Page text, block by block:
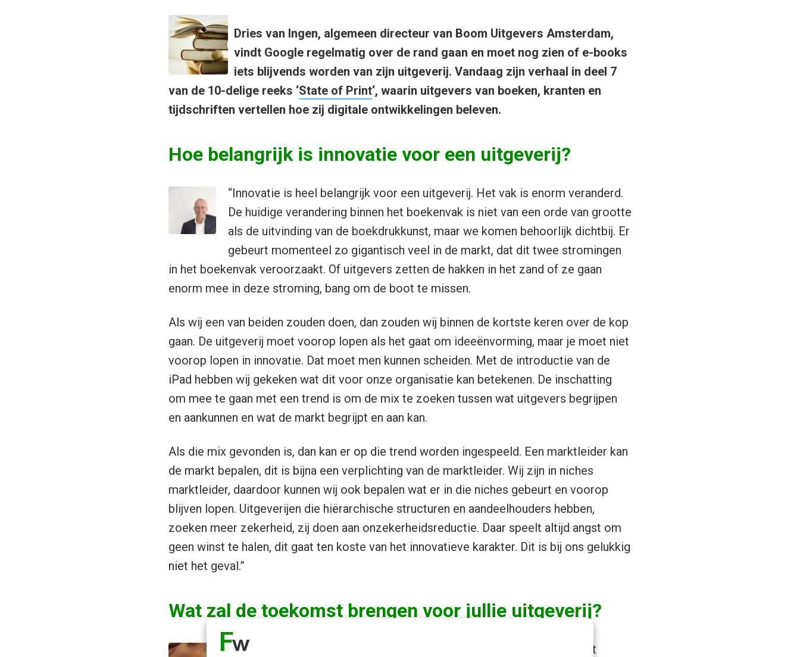
Dries van Ingen, algemeen directeur van Boom Uitgevers Amsterdam,
vindt Google regelmatig over de rand gaan en moet nog zien of e-books
iets blijvends worden van zijn uitgeverij. Vandaag zijn verhaal in deel 7
van de 10-delige reeks ‘State of Print‘, waarin uitgevers van boeken, kranten en
tijdschriften vertellen hoe zij digitale ontwikkelingen beleven.
Hoe belangrijk is innovatie voor een uitgeverij?
“Innovatie is heel belangrijk voor een uitgeverij. Het vak is enorm veranderd.
De huidige verandering binnen het boekenvak is niet van een orde van grootte
als de uitvinding van de boekdrukkunst, maar we komen behoorlijk dichtbij. Er
gebeurt momenteel zo gigantisch veel in de markt, dat dit twee stromingen
in het boekenvak veroorzaakt. Of uitgevers zetten de hakken in het zand of ze gaan
enorm mee in deze stroming, bang om de boot te missen.
Als wij een van beiden zouden doen, dan zouden wij binnen de kortste keren over de kop
gaan. De uitgeverij moet voorop lopen als het gaat om ideeënvorming, maar je moet niet
voorop lopen in innovatie. Dat moet men kunnen scheiden. Met de introductie van de
iPad hebben wij gekeken wat dit voor onze organisatie kan betekenen. De inschatting
om mee te gaan met een trend is om de mix te zoeken tussen wat uitgevers begrijpen
en aankunnen en wat de markt begrijpt en aan kan.
Als die mix gevonden is, dan kan er op die trend worden ingespeeld. Een marktleider kan
de markt bepalen, dit is bijna een verplichting van de marktleider. Wij zijn in niches
marktleider, daardoor kunnen wij ook bepalen wat er in die niches gebeurt en voorop
blijven lopen. Uitgeverijen die hiërarchische structuren en aandeelhouders hebben,
zoeken meer zekerheid, zij doen aan onzekerheidsreductie. Daar speelt altijd angst om
geen winst te halen, dit gaat ten koste van het innovatieve karakter. Dit is bij ons gelukkig
niet het geval.”
Wat zal de toekomst brengen voor jullie uitgeverij?
“Je hebt twee takken binnen een uitgeverij: print en digitaal. Print